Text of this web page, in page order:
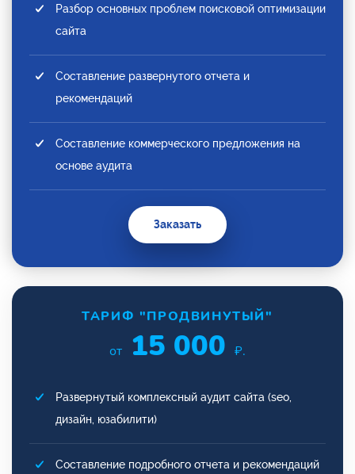
Разбор основных проблем поисковой оптимизации
сайта
Составление развернутого отчета и
рекомендаций
Составление коммерческого предложения на
основе аудита
Заказать
ТАРИФ "ПРОДВИНУТЫЙ"
от 15 000 ₽.
Развернутый комплексный аудит сайта (seo,
дизайн, юзабилити)
Составление подробного отчета и рекомендаций